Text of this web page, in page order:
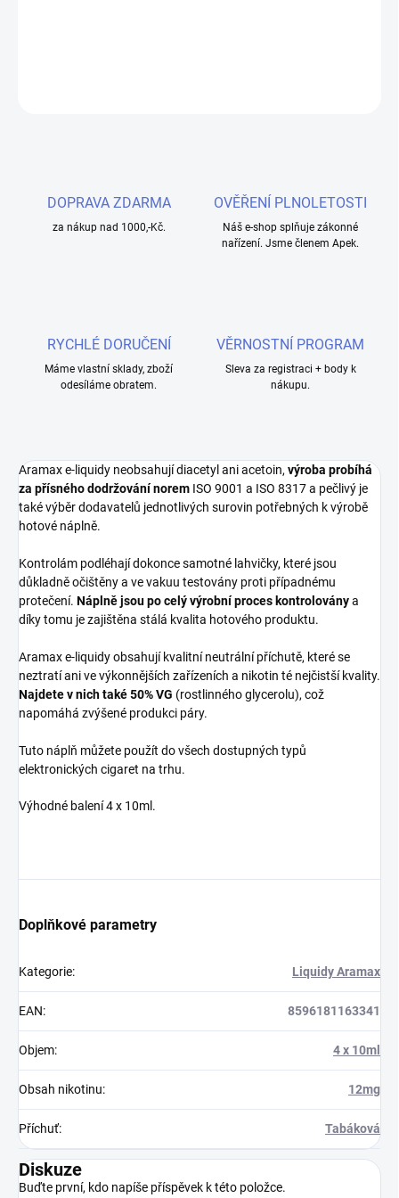
DOPRAVA ZDARMA
za nákup nad 1000,-Kč.
OVĚŘENÍ PLNOLETOSTI
Náš e-shop splňuje zákonné
nařízení. Jsme členem Apek.
RYCHLÉ DORUČENÍ
Máme vlastní sklady, zboží
odesíláme obratem.
VĚRNOSTNÍ PROGRAM
Sleva za registraci + body k
nákupu.
Aramax e-liquidy neobsahují diacetyl ani acetoin, výroba probíhá
za přísného dodržování norem ISO 9001 a ISO 8317 a pečlivý je
také výběr dodavatelů jednotlivých surovin potřebných k výrobě
hotové náplně.
Kontrolám podléhají dokonce samotné lahvičky, které jsou
důkladně očištěny a ve vakuu testovány proti případnému
protečení. Náplně jsou po celý výrobní proces kontroloványa
díky tomu je zajištěna stálá kvalita hotového produktu.
Aramax e-liquidy obsahují kvalitní neutrální příchutě, které se
neztratí ani ve výkonnějších zařízeních a nikotin té nejčistší kvality.
Najdete v nich také 50% VG (rostlinného glycerolu), což
napomáhá zvýšené produkci páry.
Tuto náplň můžete použít do všech dostupných typů
elektronických cigaret na trhu.
Výhodné balení 4 x 10ml.
Doplňkové parametry
Kategorie: Liquidy Aramax
EAN: 8596181163341
Objem: 4 x 10ml
Obsah nikotinu: 12mg
Příchuť: Tabáková
Diskuze
Buďte první, kdo napíše příspěvek k této položce.